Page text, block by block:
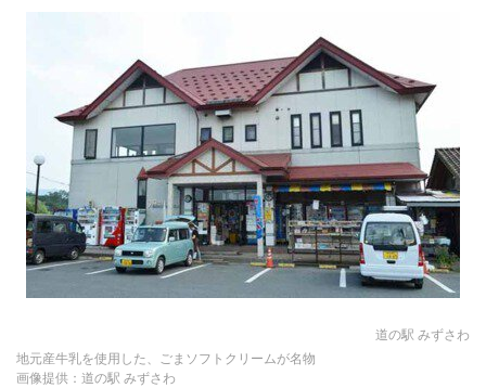
道の駅 みずさわ
地元産牛乳を使用した、ごまソフトクリームが名物
画像提供：道の駅 みずさわ